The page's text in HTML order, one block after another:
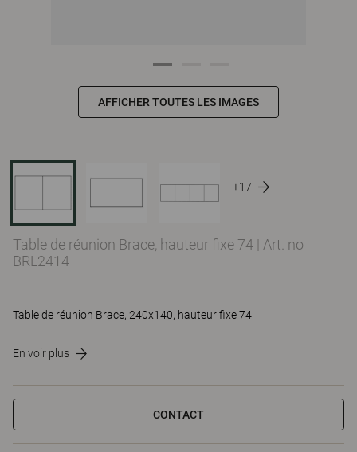
AFFICHER TOUTES LES IMAGES
+17
Table de réunion Brace, hauteur fixe 74 | Art. no
BRL2414
Table de réunion Brace, 240x140, hauteur fixe 74
En voir plus
CONTACT